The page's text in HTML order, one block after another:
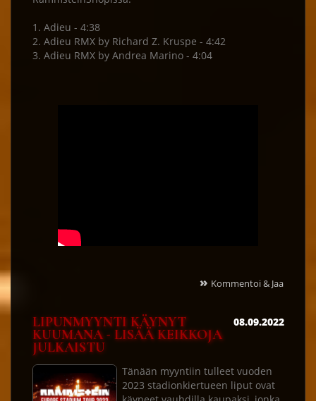
1. Adieu - 4:38
2. Adieu RMX by Richard Z. Kruspe - 4:42
3. Adieu RMX by Andrea Marino - 4:04
» Kommentoi & Jaa
LIPUNMYYNTI KÄYNYT
KUUMANA - LISÄÄ KEIKKOJA
JULKAISTU
08.09.2022
Tänään myyntiin tulleet vuoden
2023 stadionkiertueen liput ovat